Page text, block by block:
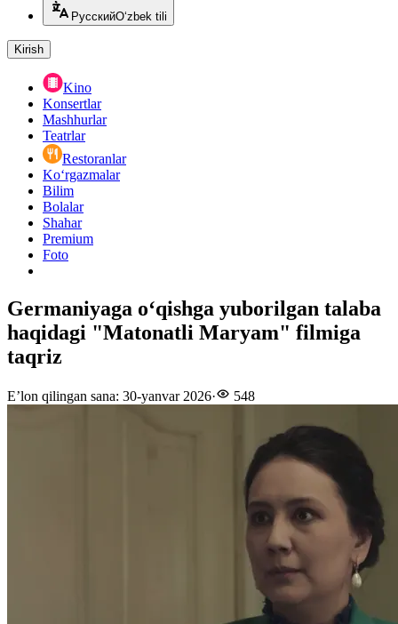
РусскийO‘zbek tili
Kirish
Kino
Konsertlar
Mashhurlar
Teatrlar
Restoranlar
Ko‘rgazmalar
Bilim
Bolalar
Shahar
Premium
Foto
Germaniyaga oʻqishga yuborilgan talaba
haqidagi "Matonatli Maryam" filmiga
taqriz
E’lon qilingan sana: 30-yanvar 2026· 548